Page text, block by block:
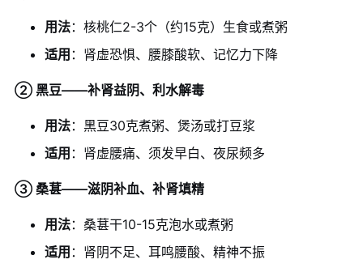
用法：核桃仁2-3个（约15克）生食或煮粥
适用 ：肾虚恐惧、腰膝酸软、记忆力下降
② 黑豆——补肾益阴、利水解毒
用法：黑豆30克煮粥、煲汤或打豆浆
适用 ：肾虚腰痛、须发早白、夜尿频多
③ 桑葚——滋阴补血、补肾填精
用法：桑葚干10-15克泡水或煮粥
适用 ：肾阴不足、耳鸣腰酸、精神不振